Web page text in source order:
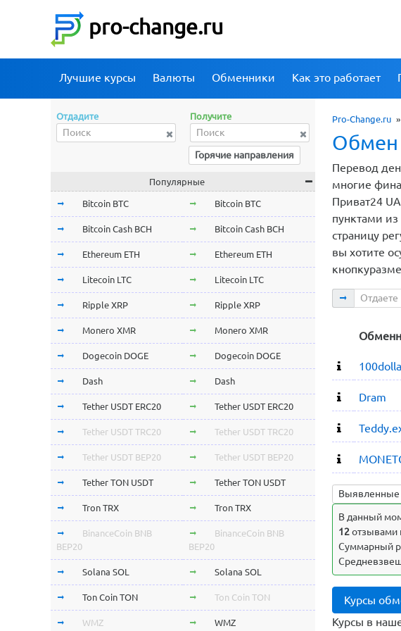
pro-change.ru
Лучшие курсы Валюты Обменники Как это работает
Pro-Change.ru »
Обмен
Перевод
многие
Приват24
пунктами
страницу
вы хотите
Отдаете
Dram
Выявленные
В данный
12отзывами
Суммарный
Курсы
Курсы в
Отдадите Получите
Горячие направления
Популярные
Bitcoin BTC Bitcoin BTC
Bitcoin Cash BCH Bitcoin Cash BCH
Ethereum ETH Ethereum ETH
Litecoin LTC Litecoin LTC
Ripple XRP Ripple XRP
Monero XMR Monero XMR
Dogecoin DOGE Dogecoin DOGE
Dash Dash
Tether USDT ERC20 Tether USDT ERC20
Tether USDT TRC20 Tether USDT TRC20
Tether USDT BEP20 Tether USDT BEP20
Tether TON USDT Tether TON USDT
Tron TRX Tron TRX
BinanceCoin BNB
BEP20
BinanceCoin BNB
BEP20
Solana SOL Solana SOL
Ton Coin TON Ton Coin TON
WMZ WMZ